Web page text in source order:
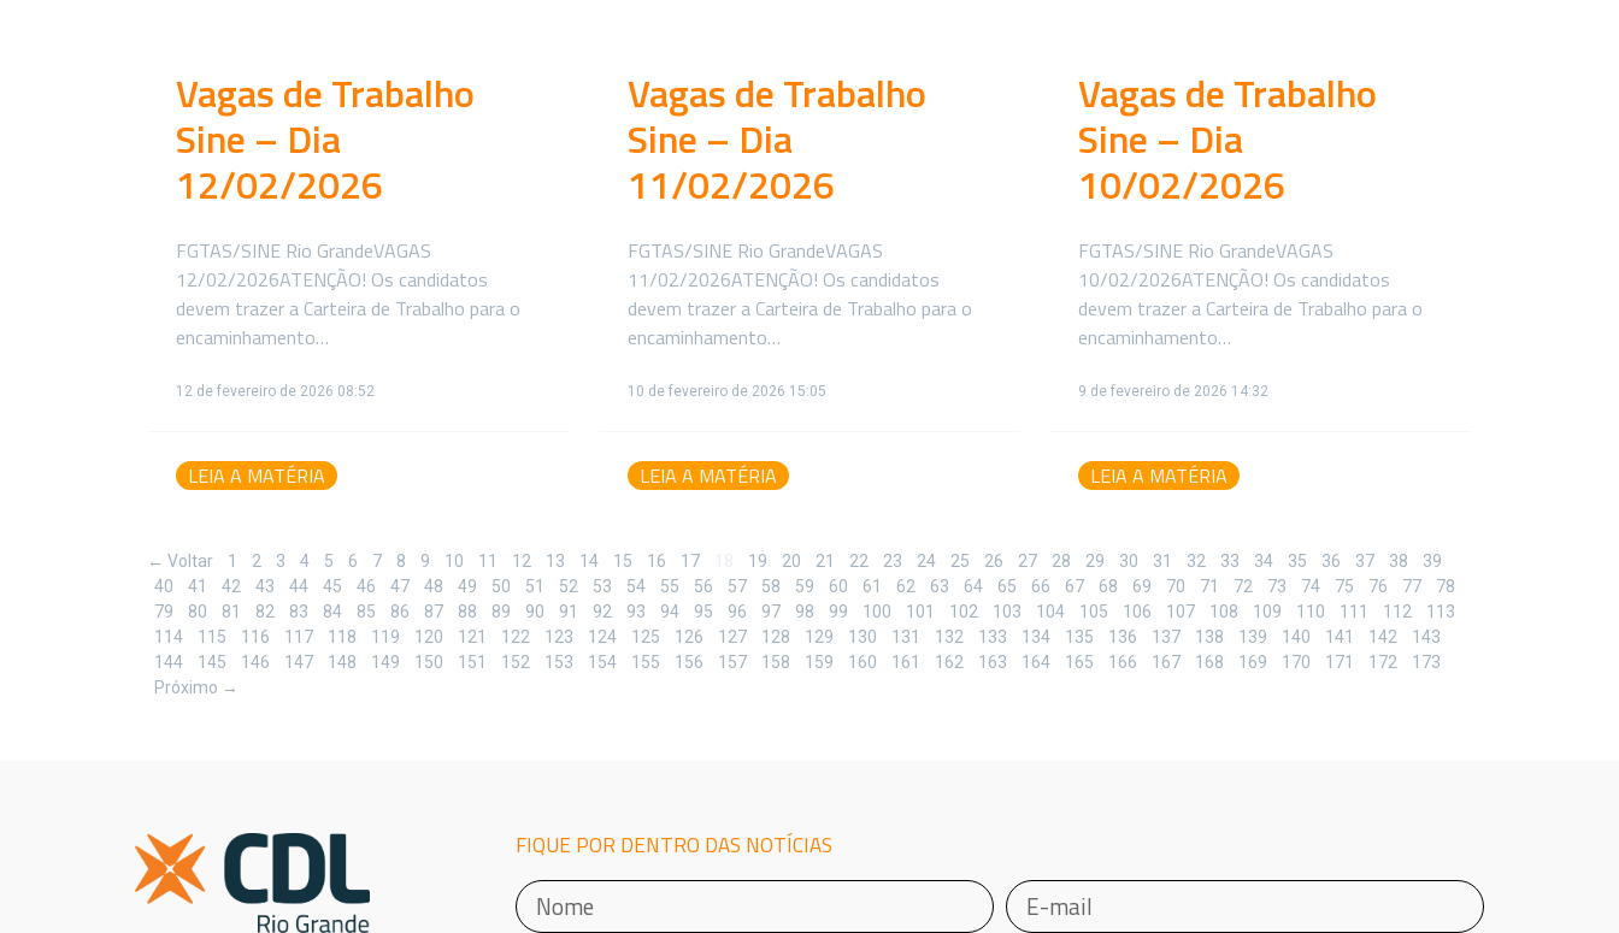
Vagas de Trabalho
Sine – Dia
12/02/2026
FGTAS/SINE Rio GrandeVAGAS
12/02/2026ATENÇÃO! Os candidatos
devem trazer a Carteira de Trabalho para o
encaminhamento…
12 de fevereiro de 2026 08:52
LEIA A MATÉRIA
Vagas de Trabalho
Sine – Dia
11/02/2026
FGTAS/SINE Rio GrandeVAGAS
11/02/2026ATENÇÃO! Os candidatos
devem trazer a Carteira de Trabalho para o
encaminhamento…
10 de fevereiro de 2026 15:05
LEIA A MATÉRIA
Vagas de Trabalho
Sine – Dia
10/02/2026
FGTAS/SINE Rio GrandeVAGAS
10/02/2026ATENÇÃO! Os candidatos
devem trazer a Carteira de Trabalho para o
encaminhamento…
9 de fevereiro de 2026 14:32
LEIA A MATÉRIA
← Voltar 1 2 3 4 5 6 7 8 9 10 11 12 13 14 15 16 17 19 20 21 22 23 24 25 26 27 28 29 30 31 32 33 34 35 36 37 38
39
40
41 42 43 44 45 46 47 48 49 50 51 52 53 54 55 56 57 58 59 60 61 62 63 64 65 66 67 68 69 70 71 72 73 74 75 76 77
78
79
80 81 82 83 84 85 86 87 88 89 90 91 92 93 94 95 96 97 98 99 100 101 102 103 104 105 106 107 108 109 110 111 112
113
114
115 116 117 118 119 120 121 122 123 124 125 126 127 128 129 130 131 132 133 134 135 136 137 138 139 140 141 142
143
144
145 146 147 148 149 150 151 152 153 154 155 156 157 158 159 160 161 162 163 164 165 166 167 168 169 170 171 172
173
Próximo →
FIQUE POR DENTRO DAS NOTÍCIAS